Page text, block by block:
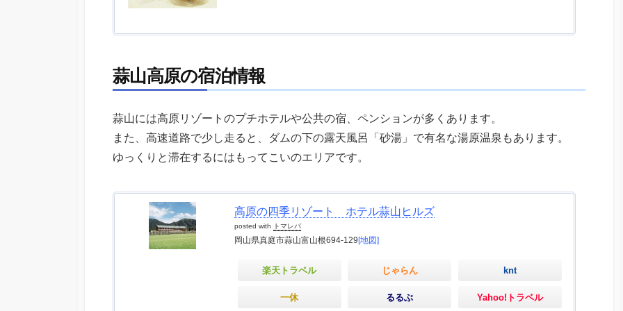
蒜山高原の宿泊情報
蒜山には高原リゾートのプチホテルや公共の宿、ペンションが多くあります。
また、高速道路で少し走ると、ダムの下の露天風呂「砂湯」で有名な湯原温泉もあります。
ゆっくりと滞在するにはもってこいのエリアです。
高原の四季リゾート ホテル蒜山ヒルズ
posted with トマレバ
岡山県真庭市蒜山富山根694-129 [地図]
楽天トラベル じゃらん knt
一休 るるぶ Yahoo!トラベル